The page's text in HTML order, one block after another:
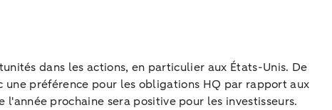
dans les actions, en particulier aux États-Unis. De
préférence pour les obligations HQ par rapport aux
prochaine sera positive pour les investisseurs.